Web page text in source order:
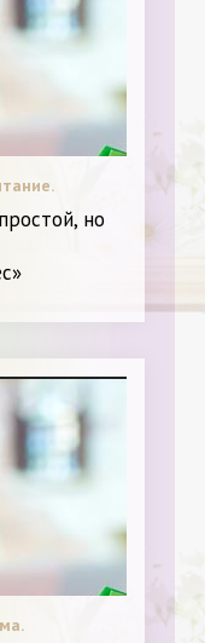
но